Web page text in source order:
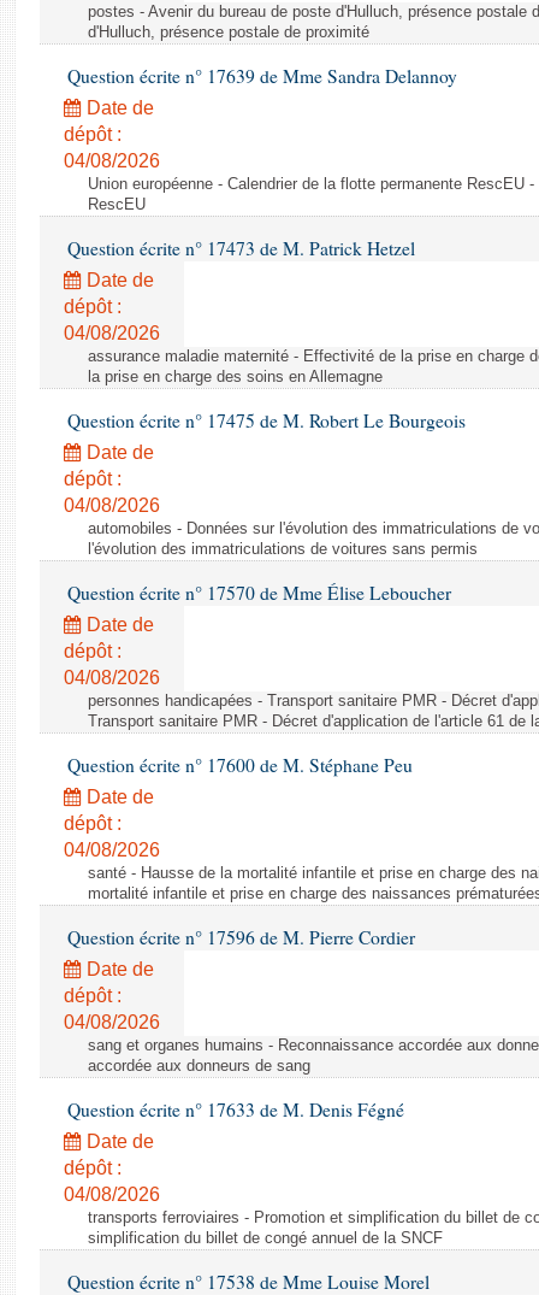
Baromètre de l’application des lois
Dossiers législatifs
Budget et sécurité sociale
Questions écrites et orales
Comptes rendus des débats
postes - Avenir du bureau de poste d'Hulluch, présence postale
d'Hulluch, présence postale de proximité
Question écrite n° 17639 de Mme Sandra Delannoy
Date de
dépôt :
04/08/2026
Union européenne - Calendrier de la flotte permanente RescEU
RescEU
Question écrite n° 17473 de M. Patrick Hetzel
Date de
dépôt :
04/08/2026
assurance maladie maternité - Effectivité de la prise en charge
la prise en charge des soins en Allemagne
Question écrite n° 17475 de M. Robert Le Bourgeois
Date de
dépôt :
04/08/2026
automobiles - Données sur l'évolution des immatriculations de
l'évolution des immatriculations de voitures sans permis
Question écrite n° 17570 de Mme Élise Leboucher
Date de
dépôt :
04/08/2026
personnes handicapées - Transport sanitaire PMR - Décret
Transport sanitaire PMR - Décret d'application de l'article 61 de
Question écrite n° 17600 de M. Stéphane Peu
Date de
dépôt :
04/08/2026
santé - Hausse de la mortalité infantile et prise en charge des
mortalité infantile et prise en charge des naissances
Question écrite n° 17596 de M. Pierre Cordier
Date de
dépôt :
04/08/2026
sang et organes humains - Reconnaissance accordée aux
accordée aux donneurs de sang
Question écrite n° 17633 de M. Denis Fégné
Date de
dépôt :
04/08/2026
transports ferroviaires - Promotion et simplification du billet de
simplification du billet de congé annuel de la SNCF
Question écrite n° 17538 de Mme Louise Morel